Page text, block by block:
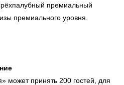
премиальный
премиального уровня.
может принять 200 гостей, для